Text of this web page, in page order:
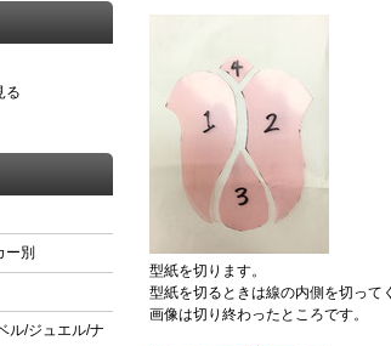
型紙を切ります。
型紙を切るときは線の内側を切って
画像は切り終わったところです。
る
別
ル/ジュエル/ナ